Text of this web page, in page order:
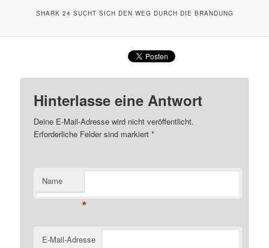
SHARK 24 SUCHT SICH DEN WEG DURCH DIE BRANDUNG
Hinterlasse eine Antwort
Deine E-Mail-Adresse wird nicht veröffentlicht.
Erforderliche Felder sind markiert*
Name
*
E-Mail-Adresse